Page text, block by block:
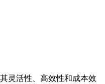
灵活性、高效性和成本效